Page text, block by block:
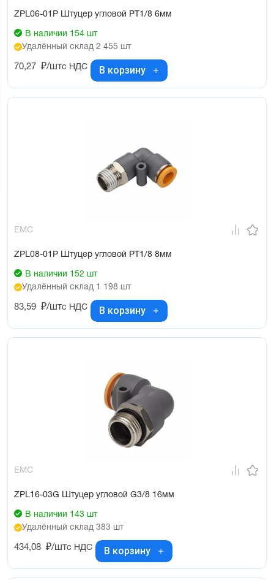
ZPL06-01P Штуцер угловой PT1/8 6мм
В наличии 154 шт
Удалённый склад 2 455 шт
70,27 ₽/штс НДС В корзину
EMC
ZPL08-01P Штуцер угловой PT1/8 8мм
В наличии 152 шт
Удалённый склад 1 198 шт
83,59 ₽/штс НДС В корзину
EMC
ZPL16-03G Штуцер угловой G3/8 16мм
В наличии 143 шт
Удалённый склад 383 шт
434,08 ₽/штс НДС В корзину